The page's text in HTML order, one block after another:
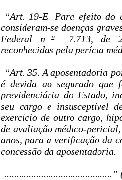
“Art. 19-E. Para efeito do
consideram-se doenças
Federal n
º
7.713, de
reconhecidas pela perícia
“Art. 35. A aposentadoria
é devida ao segurado que
previdenciária do Estado,
seu cargo e insusceptível
exercício de outro cargo,
de avaliação médico-
anos, para a verificação da
concessão da aposentadoria.
............................................”